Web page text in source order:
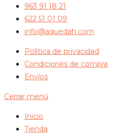
963 91 18 21
622 51 01 09
info@aquedah.com
Política de privacidad
Condiciones de compra
Envíos
Cerrar menú
Inicio
Tienda